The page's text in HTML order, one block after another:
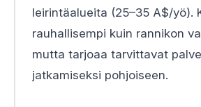
leirintäalueita (25–35 A$/yö).
rauhallisempi kuin rannikon
mutta tarjoaa tarvittavat
jatkamiseksi pohjoiseen.